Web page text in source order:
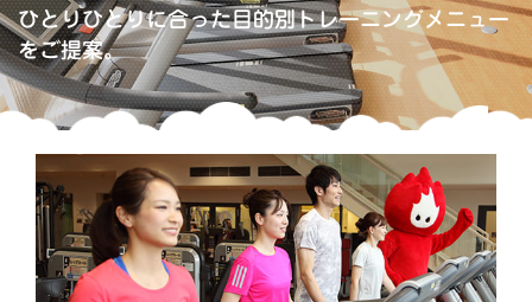
ひとりひとりに合った目的別トレーニングメニュー
をご提案。